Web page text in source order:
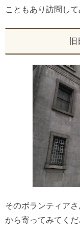
こともあり訪問し
そのボランティア
から寄ってみてく